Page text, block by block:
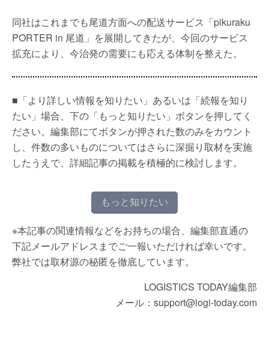
同社はこれまでも尾道方面への配送サービス「pikuraku
PORTER in 尾道」を展開してきたが、今回のサービス
拡充により、今治発の需要にも応える体制を整えた。
■「より詳しい情報を知りたい」あるいは「続報を知り
たい」場合、下の「もっと知りたい」ボタンを押してく
ださい。編集部にてボタンが押された数のみをカウント
し、件数の多いものについてはさらに深掘り取材を実施
したうえで、詳細記事の掲載を積極的に検討します。
もっと知りたい
※本記事の関連情報などをお持ちの場合、編集部直通の
下記メールアドレスまでご一報いただければ幸いです。
弊社では取材源の秘匿を徹底しています。
LOGISTICS TODAY編集部
メール：support@logi-today.com